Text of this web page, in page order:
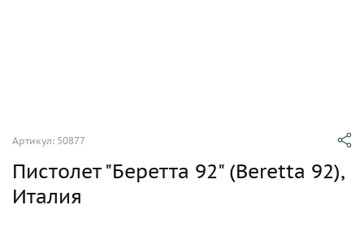
Артикул: 50877
Пистолет "Беретта 92" (Beretta 92),
Италия